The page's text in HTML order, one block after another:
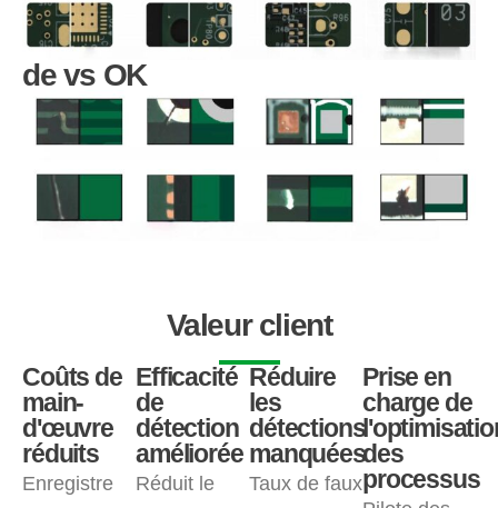
de vs OK
Valeur client
Coûts de
main-
d'œuvre
réduits
Enregistre
Efficacité
de
détection
améliorée
Réduit le
Réduire
les
détections
manquées
Taux de faux
Prise en
charge de
des
processus